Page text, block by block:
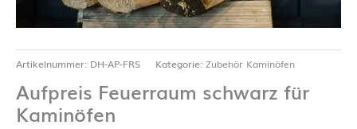
Artikelnummer: DH-AP-FRS Kategorie: Zubehör Kaminöfen
Aufpreis Feuerraum schwarz für
Kaminöfen